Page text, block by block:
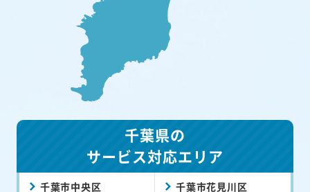
千葉県の
サービス対応エリア
千葉市中央区 千葉市花見川区